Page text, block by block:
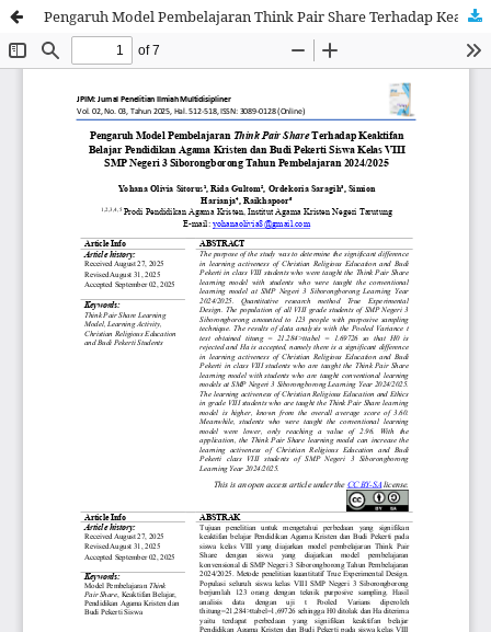
Pengaruh Model Pembelajaran Think Pair Share Terhadap Keaktifan Belajar Pendidikan Agama Kristen dan Budi Pekerti Siswa Kelas VIII SMP Negeri 3 Siborongborong Tahun Pembelajaran 2024/2025